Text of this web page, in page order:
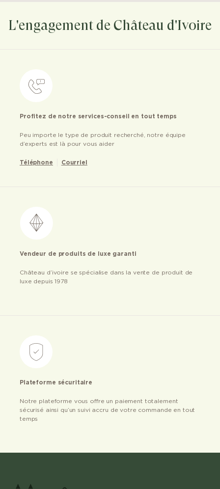
L'engagement de Château d'Ivoire
Profitez de notre services-conseil en tout temps
Peu importe le type de produit recherché, notre équipe
d’experts est là pour vous aider
Téléphone Courriel
Vendeur de produits de luxe garanti
Château d’ivoire se spécialise dans la vente de produit de
luxe depuis 1978
Plateforme sécuritaire
Notre plateforme vous offre un paiement totalement
sécurisé ainsi qu’un suivi accru de votre commande en tout
temps